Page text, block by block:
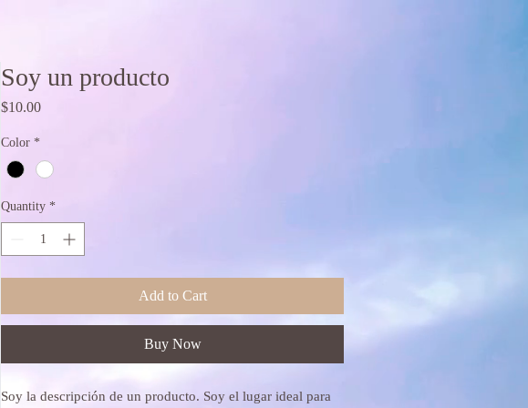
Soy un producto
$10.00Price
Color *
Quantity *
Add to Cart
Buy Now
Soy la descripción de un producto. Soy el lugar ideal para